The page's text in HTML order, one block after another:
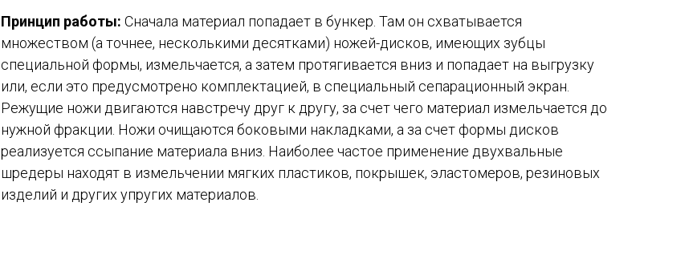
Принцип работы: Сначала материал попадает в бункер. Там он схватывается
множеством (а точнее, несколькими десятками) ножей-дисков, имеющих зубцы
специальной формы, измельчается, а затем протягивается вниз и попадает на выгрузку
или, если это предусмотрено комплектацией, в специальный сепарационный экран.
Режущие ножи двигаются навстречу друг к другу, за счет чего материал измельчается до
нужной фракции. Ножи очищаются боковыми накладками, а за счет формы дисков
реализуется ссыпание материала вниз. Наиболее частое применение двухвальные
шредеры находят в измельчении мягких пластиков, покрышек, эластомеров, резиновых
изделий и других упругих материалов.